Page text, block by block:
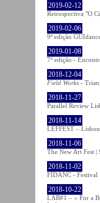
2019-02-12
Retrospectiva "O
2019-02-06
9ª edição
2019-01-08
7ª edição -
2018-12-04
Field Works -
2018-11-27
Parallel Review
2018-11-14
LEFFEST –
2018-11-06
The New Art Fest |
2018-11-02
FIDANC - Festival
2018-10-22
LAB#1 – « For a